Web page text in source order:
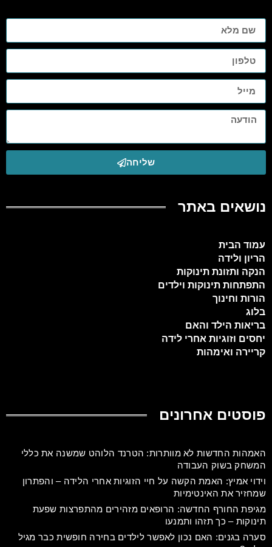
שליחה
נושאים באתר
עמוד הבית
הריון ולידה
הנקה ותזונת תינוקות
התפתחות תינוקות וילדים
הורות וחינוך
בלוג
בריאות הילד והאם
יחסים וזוגיות אחרי לידה
קריירה ואימהות
פוסטים אחרונים
האמהות החדשות לא מוותרות: הטרנד הלוהט שמשנה את כללי
המשחק בשוק העבודה
וידוי אמיץ: האמת הקשה על חיי הזוגיות אחרי הלידה – והפתרון
שמחזיר את האינטימיות
מגיפת החורף החדשה: הרופאים מזהירים מהתפרצות שפעת
תינוקות – כך תזהו ותמנעו
סערה בגנים: האם נכון לאפשר לילדים בחירה חופשית כבר מגיל